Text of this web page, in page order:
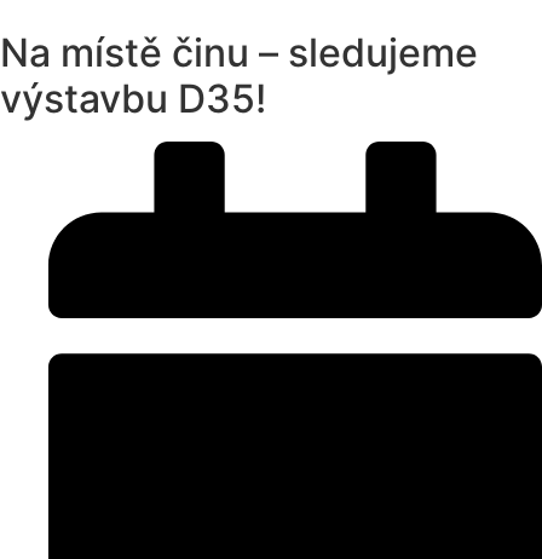
Na místě činu – sledujeme
výstavbu D35!